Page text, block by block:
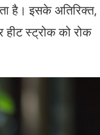
है। इसके अतिरिक्त,
हीट स्ट्रोक को रोक